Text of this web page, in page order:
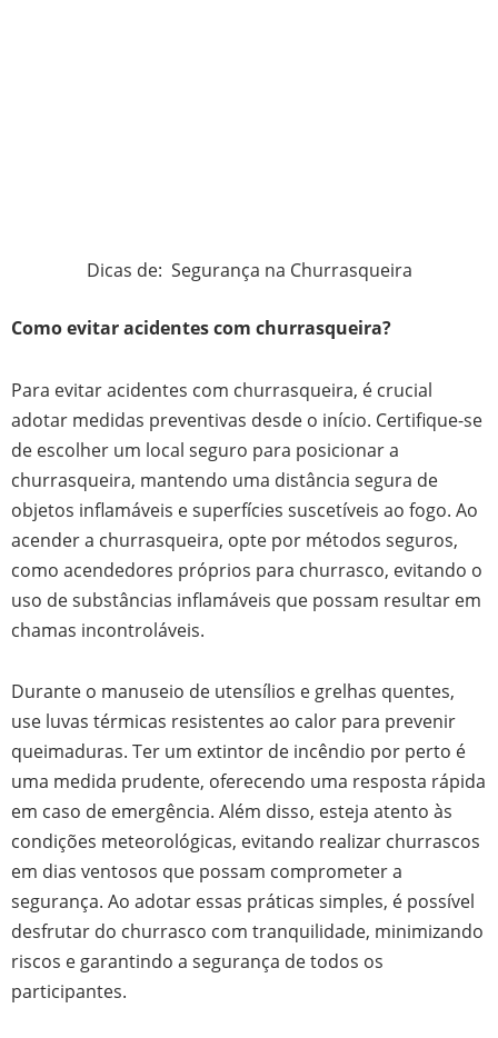
Dicas de: Segurança na Churrasqueira
Como evitar acidentes com churrasqueira?
Para evitar acidentes com churrasqueira, é crucial
adotar medidas preventivas desde o início. Certifique-se
de escolher um local seguro para posicionar a
churrasqueira, mantendo uma distância segura de
objetos inflamáveis e superfícies suscetíveis ao fogo. Ao
acender a churrasqueira, opte por métodos seguros,
como acendedores próprios para churrasco, evitando o
uso de substâncias inflamáveis que possam resultar em
chamas incontroláveis.
Durante o manuseio de utensílios e grelhas quentes,
use luvas térmicas resistentes ao calor para prevenir
queimaduras. Ter um extintor de incêndio por perto é
uma medida prudente, oferecendo uma resposta rápida
em caso de emergência. Além disso, esteja atento às
condições meteorológicas, evitando realizar churrascos
em dias ventosos que possam comprometer a
segurança. Ao adotar essas práticas simples, é possível
desfrutar do churrasco com tranquilidade, minimizando
riscos e garantindo a segurança de todos os
participantes.